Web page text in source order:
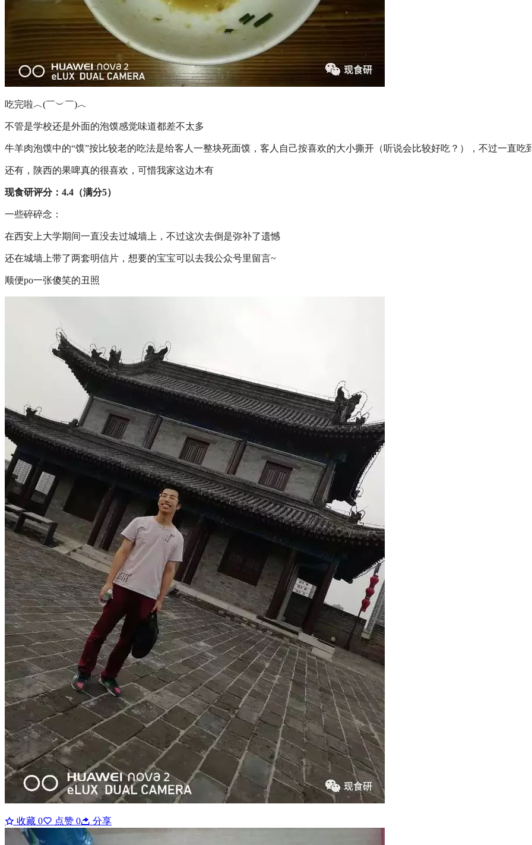
吃完啦︿(￣︶￣)︿
不管是学校还是外面的泡馍感觉味道都差不太多
牛羊肉泡馍中的“馍”按比较老的吃法是给客人一整块死面馍，客人自己按喜欢的大小撕开（听说会比较好吃？），不过一直吃
还有，陕西的果啤真的很喜欢，可惜我家这边木有
现食研评分：4.4（满分5）
一些碎碎念：
在西安上大学期间一直没去过城墙上，不过这次去倒是弥补了遗憾
还在城墙上带了两套明信片，想要的宝宝可以去我公众号里留言~
顺便po一张傻笑的丑照
收藏 0 点赞 0 分享